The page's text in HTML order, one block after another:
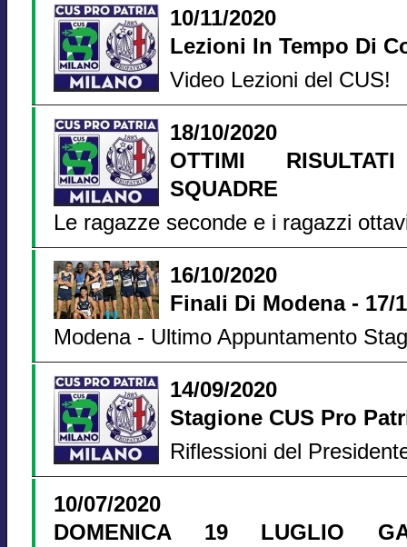
10/11/2020
Lezioni In Tempo Di
Video Lezioni del CUS!
18/10/2020
OTTIMI
SQUADRE
Le ragazze seconde e i ragazzi
16/10/2020
Finali Di Modena - 17/
Modena - Ultimo Appuntamento
14/09/2020
Stagione CUS Pro
Riflessioni del
10/07/2020
DOMENICA 19 LUGLIO